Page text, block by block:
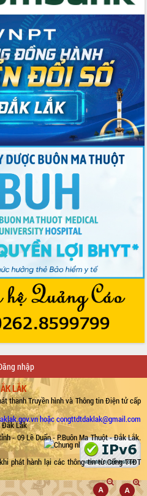
nhập
LẮK
thanh Truyền hình và Thông tin Điện tử cấp
Đắk Lắk
- 09 Lê Duẩn - P.Buôn Ma Thuột - Đắk Lắk.
hoặc congttdtdaklak@gmail.com
phát hành lại các thông tin từ Cổng TTĐT